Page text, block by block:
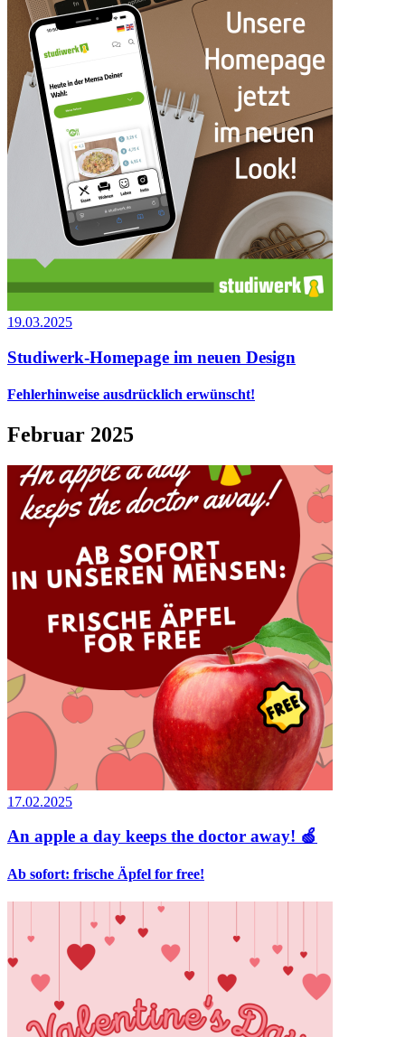
19.03.2025
Studiwerk-Homepage im neuen Design
Fehlerhinweise ausdrücklich erwünscht!
Februar 2025
17.02.2025
An apple a day keeps the doctor away! 🍏
Ab sofort: frische Äpfel for free!